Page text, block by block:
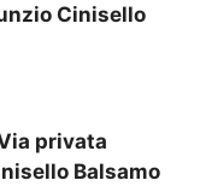
Cinisello
privata
Balsamo